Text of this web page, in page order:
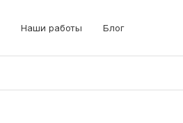
Наши работы Блог